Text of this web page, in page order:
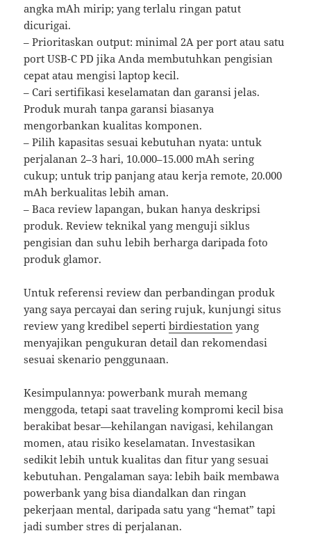
angka mAh mirip; yang terlalu ringan patut
dicurigai.
– Prioritaskan output: minimal 2A per port atau satu
port USB-C PD jika Anda membutuhkan pengisian
cepat atau mengisi laptop kecil.
– Cari sertifikasi keselamatan dan garansi jelas.
Produk murah tanpa garansi biasanya
mengorbankan kualitas komponen.
– Pilih kapasitas sesuai kebutuhan nyata: untuk
perjalanan 2–3 hari, 10.000–15.000 mAh sering
cukup; untuk trip panjang atau kerja remote, 20.000
mAh berkualitas lebih aman.
– Baca review lapangan, bukan hanya deskripsi
produk. Review teknikal yang menguji siklus
pengisian dan suhu lebih berharga daripada foto
produk glamor.
Untuk referensi review dan perbandingan produk
yang saya percayai dan sering rujuk, kunjungi situs
review yang kredibel sepertibirdiestation yang
menyajikan pengukuran detail dan rekomendasi
sesuai skenario penggunaan.
Kesimpulannya: powerbank murah memang
menggoda, tetapi saat traveling kompromi kecil bisa
berakibat besar—kehilangan navigasi, kehilangan
momen, atau risiko keselamatan. Investasikan
sedikit lebih untuk kualitas dan fitur yang sesuai
kebutuhan. Pengalaman saya: lebih baik membawa
powerbank yang bisa diandalkan dan ringan
pekerjaan mental, daripada satu yang “hemat” tapi
jadi sumber stres di perjalanan.